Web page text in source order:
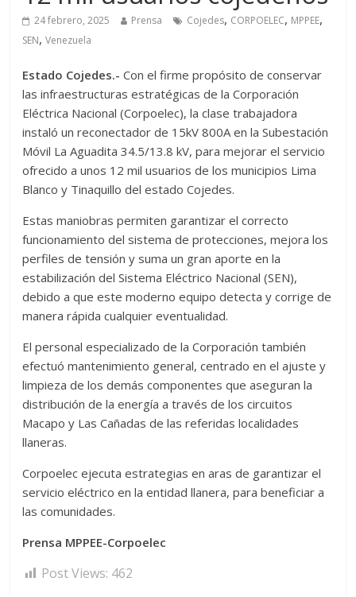
24 febrero, 2025 Prensa Cojedes, CORPOELEC, MPPEE,
SEN,Venezuela
Estado Cojedes.- Con el firme propósito de conservar
las infraestructuras estratégicas de la Corporación
Eléctrica Nacional (Corpoelec), la clase trabajadora
instaló un reconectador de 15kV 800A en la Subestación
Móvil La Aguadita 34.5/13.8 kV, para mejorar el servicio
ofrecido a unos 12 mil usuarios de los municipios Lima
Blanco y Tinaquillo del estado Cojedes.
Estas maniobras permiten garantizar el correcto
funcionamiento del sistema de protecciones, mejora los
perfiles de tensión y suma un gran aporte en la
estabilización del Sistema Eléctrico Nacional (SEN),
debido a que este moderno equipo detecta y corrige de
manera rápida cualquier eventualidad.
El personal especializado de la Corporación también
efectuó mantenimiento general, centrado en el ajuste y
limpieza de los demás componentes que aseguran la
distribución de la energía a través de los circuitos
Macapo y Las Cañadas de las referidas localidades
llaneras.
Corpoelec ejecuta estrategias en aras de garantizar el
servicio eléctrico en la entidad llanera, para beneficiar a
las comunidades.
Prensa MPPEE-Corpoelec
Post Views: 462